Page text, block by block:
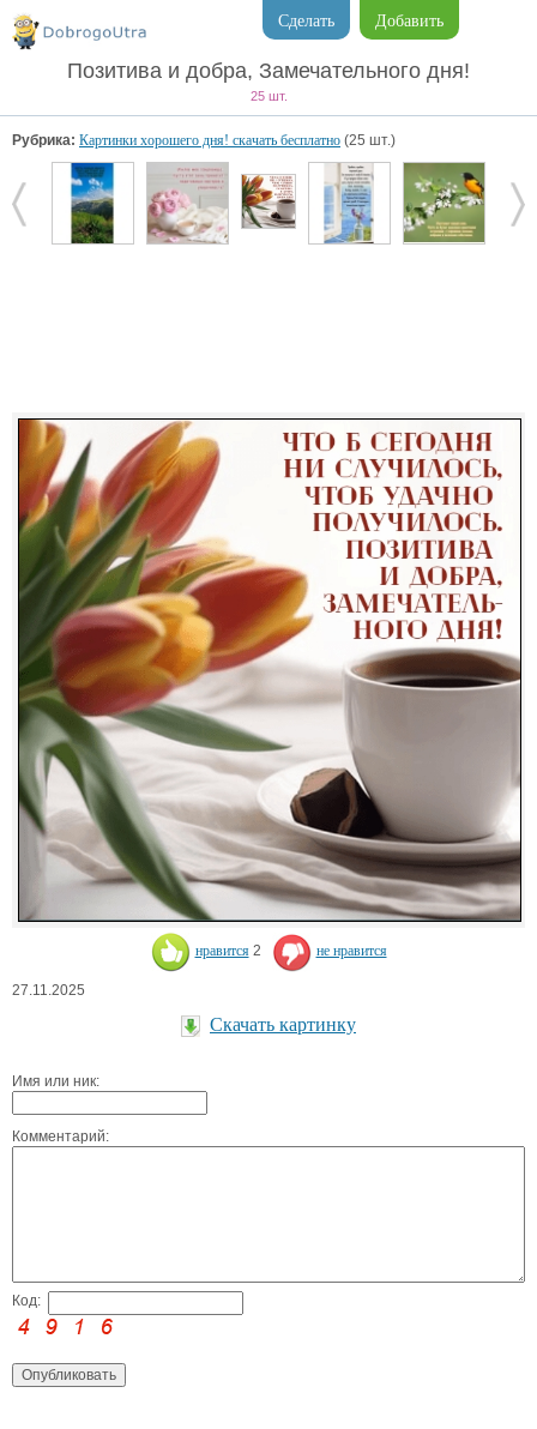
Добавить
Сделать
Позитива и добра, Замечательного дня!
25 шт.
Рубрика: Картинки хорошего дня! скачать бесплатно (25 шт.)
нравится 2 не нравится
27.11.2025
Скачать картинку
Имя или ник:
Комментарий:
Код: